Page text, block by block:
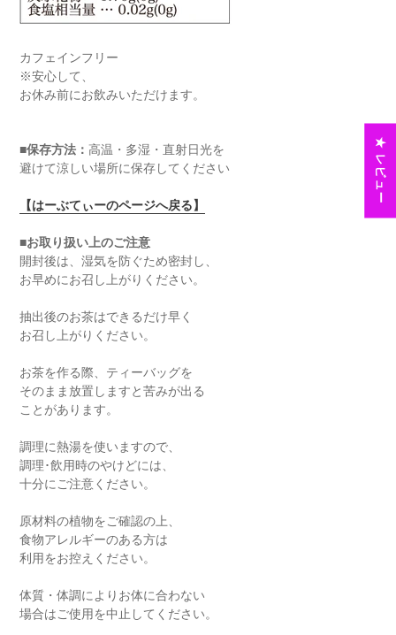
カフェインフリー
※安心して、
お休み前にお飲みいただけます。
■保存方法： 高温・多湿・直射日光を
避けて涼しい場所に保存してください
【はーぶてぃーのページへ戻る】
■お取り扱い上のご注意
開封後は、湿気を防ぐため密封し、
お早めにお召し上がりください。
抽出後のお茶はできるだけ早く
お召し上がりください。
お茶を作る際、ティーバッグを
そのまま放置しますと苦みが出る
ことがあります。
調理に熱湯を使いますので、
調理･飲用時のやけどには、
十分にご注意ください。
原材料の植物をご確認の上、
食物アレルギーのある方は
利用をお控えください。
体質・体調によりお体に合わない
場合はご使用を中止してください。
★ レビュー